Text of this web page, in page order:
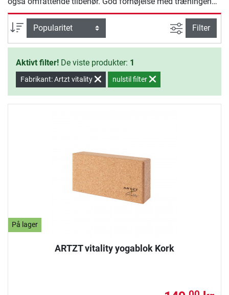
med Artzt vitality.
sortering
Avanceret
Filter
Aktivt filter! De viste produkter: 1
Fabrikant: Artzt vitality nulstil filter
På lager
ARTZT vitality yogablok Kork